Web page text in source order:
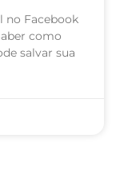
no Facebook
como
salvar sua